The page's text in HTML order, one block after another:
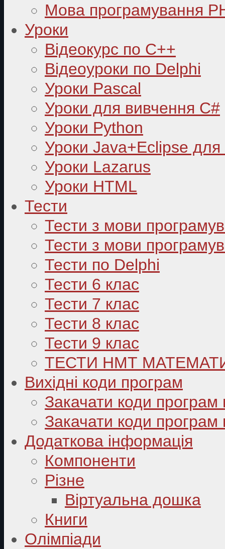
Мова програмування
Уроки
Відеокурс по С++
Відеоуроки по Delphi
Уроки Pascal
Уроки для вивчення C#
Уроки Python
Уроки Java+Eclipse
Уроки Lazarus
Уроки HTML
Тести
Тести з мови
Тести з мови
Тести по Delphi
Тести 6 клас
Тести 7 клас
Тести 8 клас
Тести 9 клас
ТЕСТИ НМТ
Вихідні коди програм
Закачати коди програм
Закачати коди програм
Додаткова інформація
Компоненти
Різне
Віртуальна дошка
Книги
Олімпіади